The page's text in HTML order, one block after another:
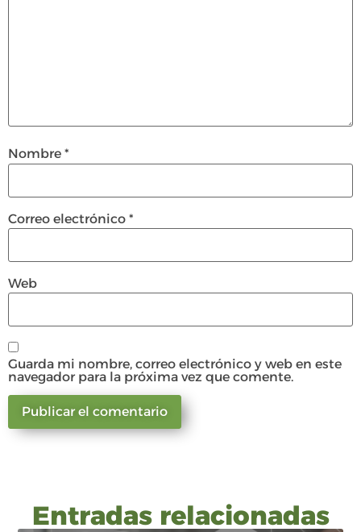
Nombre *
Correo electrónico *
Web
Guarda mi nombre, correo electrónico y web en este
navegador para la próxima vez que comente.
Entradas relacionadas